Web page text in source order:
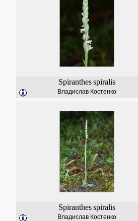
Spiranthes spiralis
Владислав Костенко
Spiranthes spiralis
Владислав Костенко